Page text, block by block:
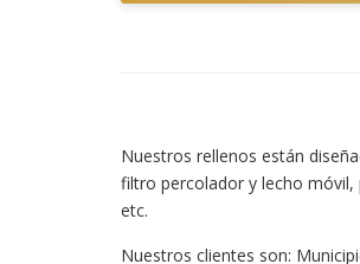
Nuestros rellenos están
filtro percolador y lecho
etc.
Nuestros clientes son: